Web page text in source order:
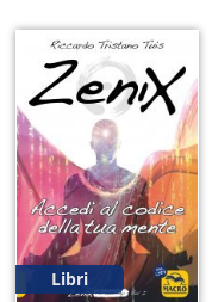
Libri